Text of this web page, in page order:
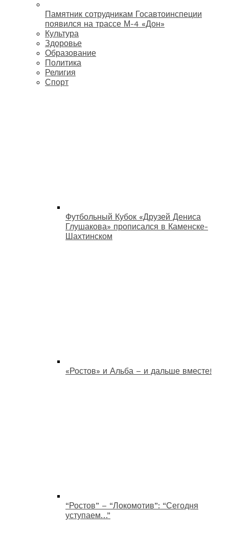
Памятник сотрудникам Госавтоинспеции
появился на трассе М-4 «Дон»
Культура
Здоровье
Образование
Политика
Религия
Спорт
Футбольный Кубок «Друзей Дениса
Глушакова» прописался в Каменске-
Шахтинском
«Ростов» и Альба – и дальше вместе!
“Ростов” – “Локомотив”: “Сегодня
уступаем…”